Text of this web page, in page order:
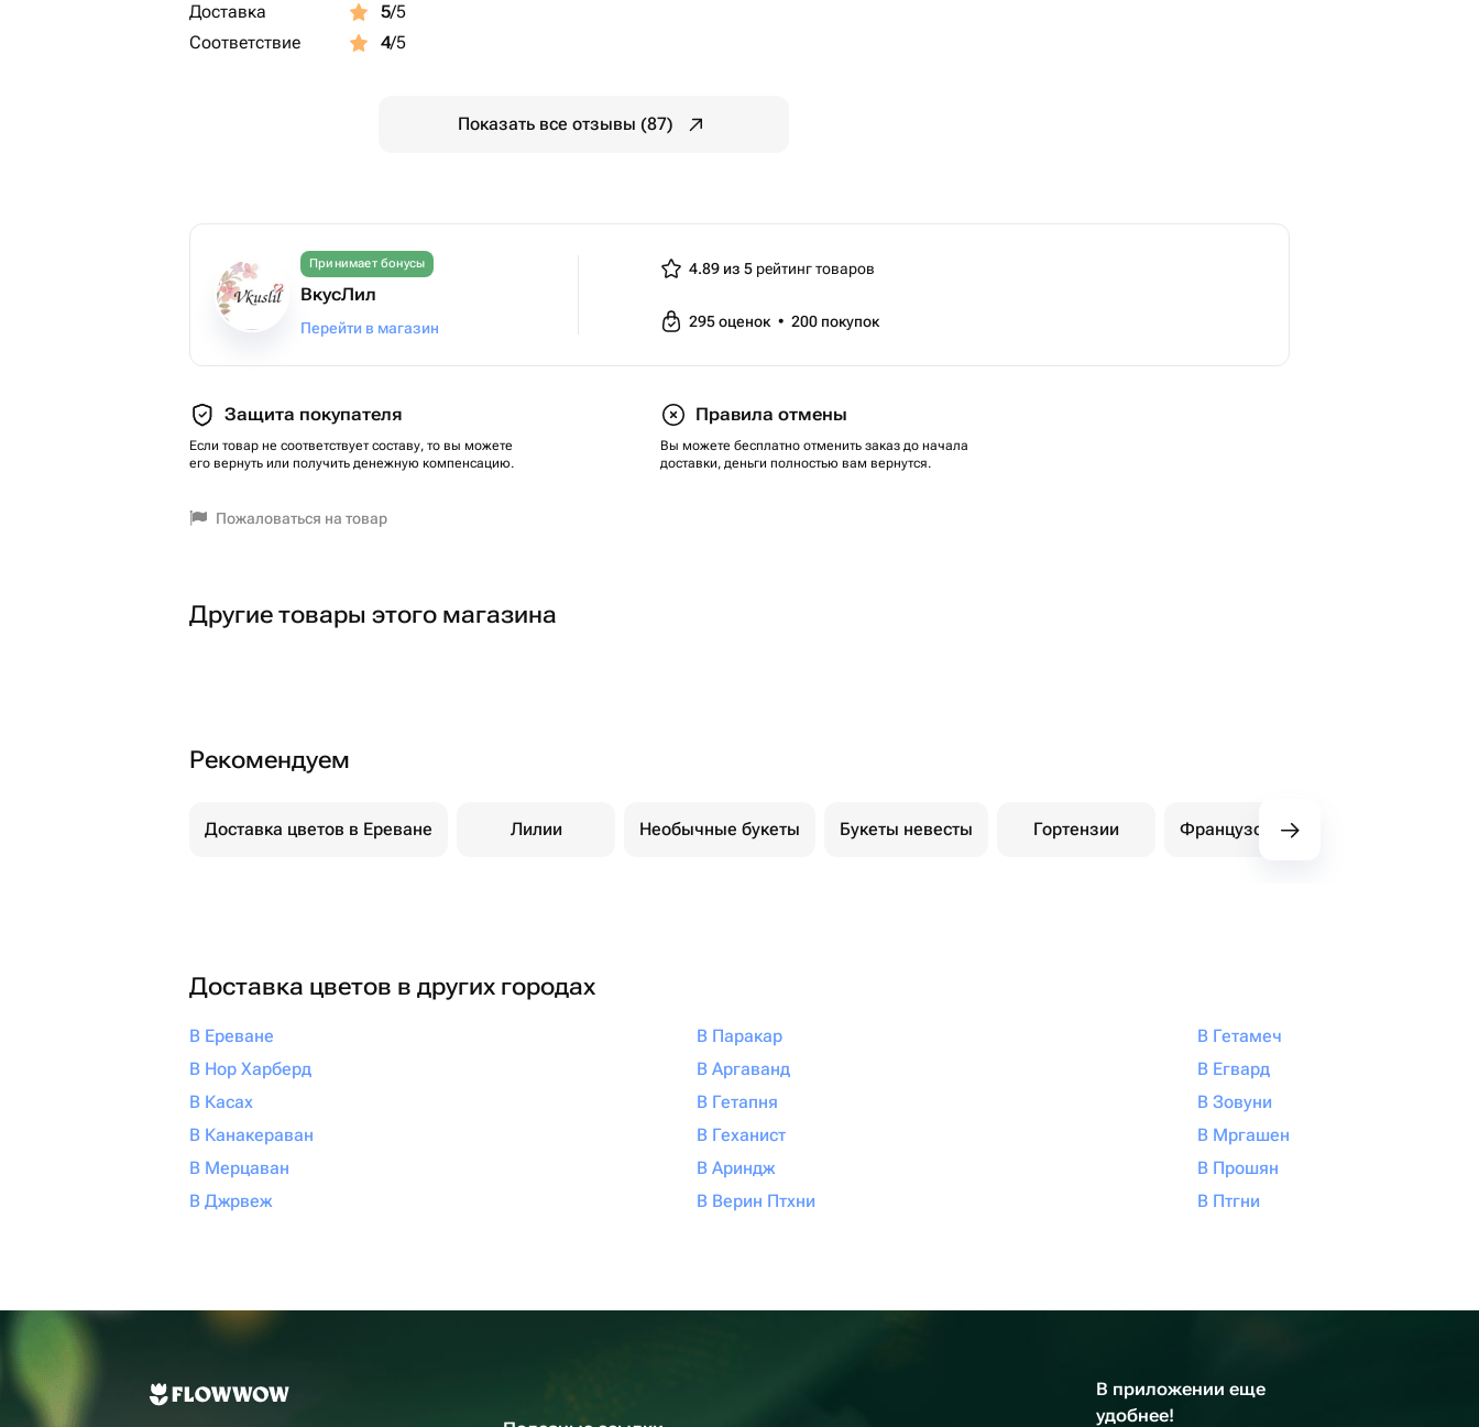
Доставка
5/5
Соответствие
4/5
Показать все отзывы (87)
Принимает бонусы
ВкусЛил
Перейти в магазин
4.89 из 5 рейтинг товаров
295оценок • 200 покупок
Защита покупателя
Если товар не соответствует составу, то вы можете
его вернуть или получить денежную компенсацию.
Правила отмены
Вы можете бесплатно отменить заказ до начала
доставки, деньги полностью вам вернутся.
Пожаловаться на товар
Другие товары этого магазина
Рекомендуем
Доставка цветов в Ереване Лилии Необычные букеты Букеты невесты Гортензии Французские розы
Доставка цветов в других городах
В Ереване
В Нор Харберд
В Касах
В Канакераван
В Мерцаван
В Джрвеж
В Паракар
В Аргаванд
В Гетапня
В Геханист
В Ариндж
В Верин Птхни
В Гетамеч
В Егвард
В Зовуни
В Мргашен
В Прошян
В Птгни
В приложении еще
удобнее!